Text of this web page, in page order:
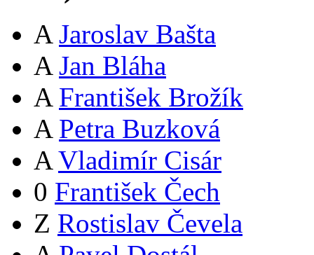
A Jaroslav Bašta
A Jan Bláha
A František Brožík
A Petra Buzková
A Vladimír Cisár
0 František Čech
Z Rostislav Čevela